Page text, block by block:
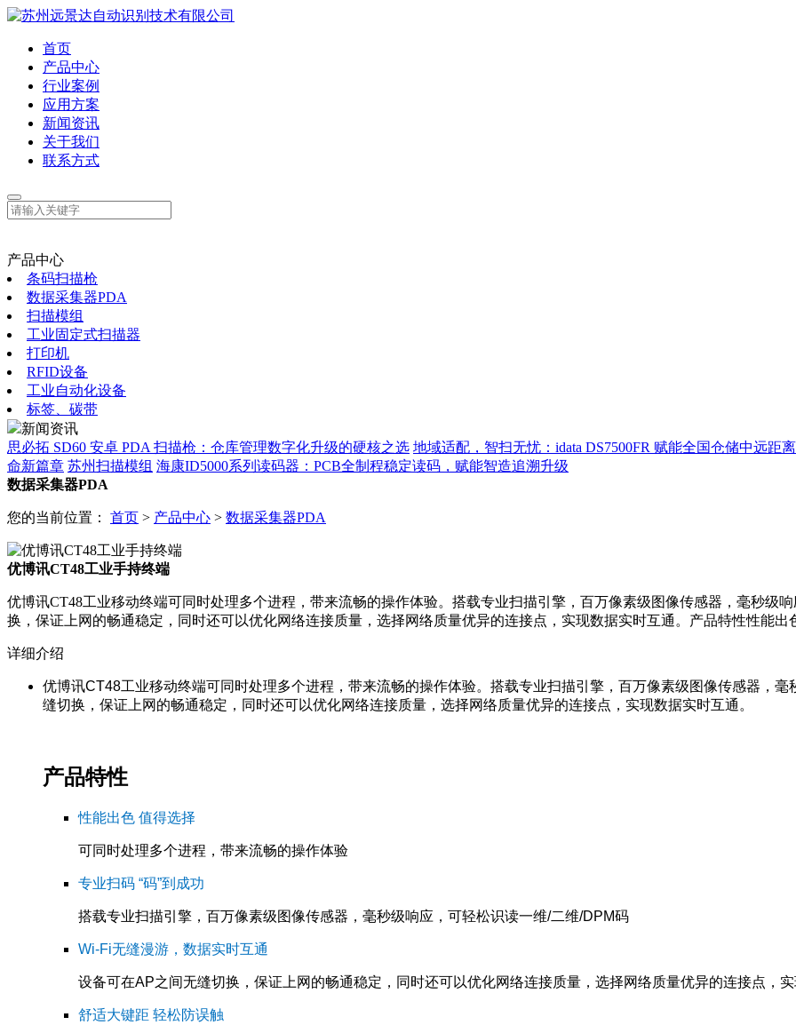
首页
产品中心
行业案例
应用方案
新闻资讯
关于我们
联系方式
产品中心
条码扫描枪
数据采集器PDA
扫描模组
工业固定式扫描器
打印机
RFID设备
工业自动化设备
标签、碳带
新闻资讯
思必拓 SD60 安卓 PDA 扫描枪：仓库管理数字化升级的硬核之选 地域适配，智扫无忧：idata DS7500FR 赋能全国仓储中远距
命新篇章 苏州扫描模组 海康ID5000系列读码器：PCB全制程稳定读码，赋能智造追溯升级
数据采集器PDA
您的当前位置： 首页 > 产品中心 > 数据采集器PDA
优博讯CT48工业手持终端
优博讯CT48工业移动终端可同时处理多个进程，带来流畅的操作体验。搭载专业扫描引擎，百万像素级图像传感器，毫秒级
换，保证上网的畅通稳定，同时还可以优化网络连接质量，选择网络质量优异的连接点，实现数据实时互通。产品特性性能出
详细介绍
优博讯CT48工业移动终端可同时处理多个进程，带来流畅的操作体验。搭载专业扫描引擎，百万像素级图像传感器，
缝切换，保证上网的畅通稳定，同时还可以优化网络连接质量，选择网络质量优异的连接点，实现数据实时互通。
产品特性
性能出色 值得选择
可同时处理多个进程，带来流畅的操作体验
专业扫码 “码”到成功
搭载专业扫描引擎，百万像素级图像传感器，毫秒级响应，可轻松识读一维/二维/DPM码
Wi-Fi无缝漫游，数据实时互通
设备可在AP之间无缝切换，保证上网的畅通稳定，同时还可以优化网络连接质量，选择网络质量优异的连接点，
舒适大键距 轻松防误触